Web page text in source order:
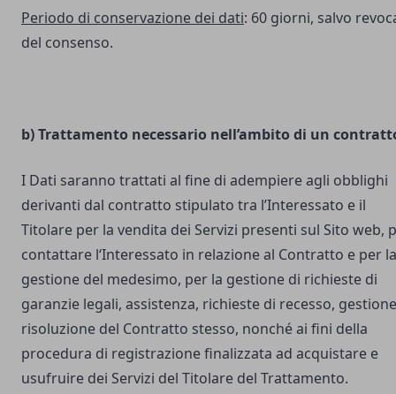
Periodo di conservazione dei dati: 60 giorni, salvo
del consenso.
b) Trattamento necessario nell’ambito di un
I Dati saranno trattati al fine di adempiere agli obblighi
derivanti dal contratto stipulato tra l’Interessato e il
Titolare per la vendita dei Servizi presenti sul Sito web,
contattare l‘Interessato in relazione al Contratto e per la
gestione del medesimo, per la gestione di richieste di
garanzie legali, assistenza, richieste di recesso,
risoluzione del Contratto stesso, nonché ai fini della
procedura di registrazione finalizzata ad acquistare e
usufruire dei Servizi del Titolare del Trattamento.